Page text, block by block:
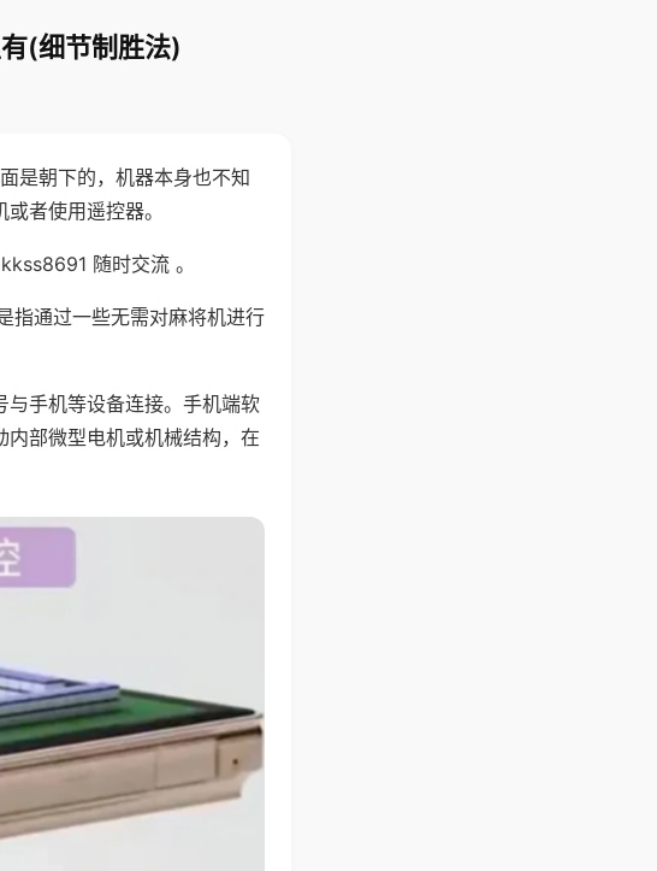
(细节制胜法)
是朝下的，机器本身也不知
者使用遥控器。
随时交流 。
指通过一些无需对麻将机进行
与手机等设备连接。手机端软
部微型电机或机械结构，在